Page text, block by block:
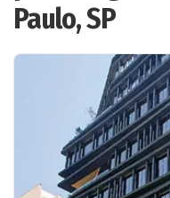
Paulo, SP